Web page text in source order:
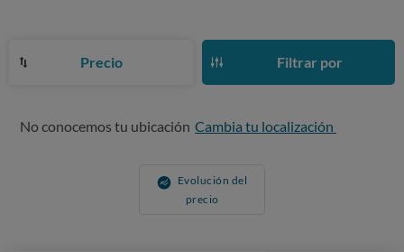
Precio Filtrar por
No conocemos tu ubicación Cambia tu localización
Evolución del
precio